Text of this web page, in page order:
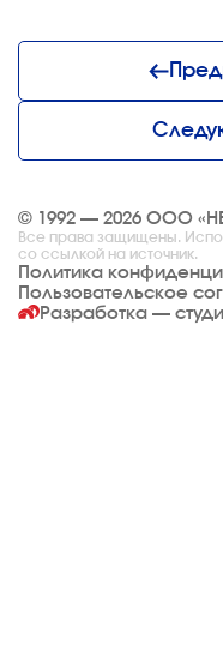
© 1992 — 2026 ООО
Все права защищены.
со ссылкой на источник.
Политика
Пользовательское
Разработка —